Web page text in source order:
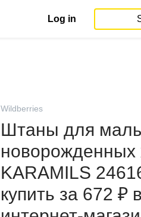
Log in
Wildberries
Штаны для
новорожденных
KARAMILS
купить за 672 ₽ в